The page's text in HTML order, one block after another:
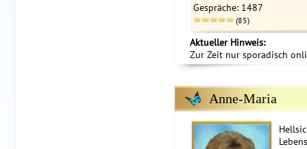
Gespräche: 1487
(85)
Aktueller Hinweis:
Zur Zeit nur sporadisch
Anne-Maria